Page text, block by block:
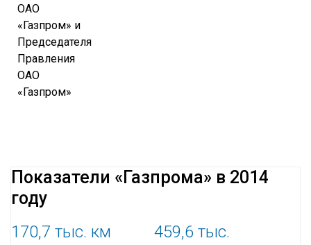
ОАО
«Газпром» и
Председателя
Правления
ОАО
«Газпром»
Показатели «Газпрома» в 2014
году
170,7 тыс. км 459,6 тыс.